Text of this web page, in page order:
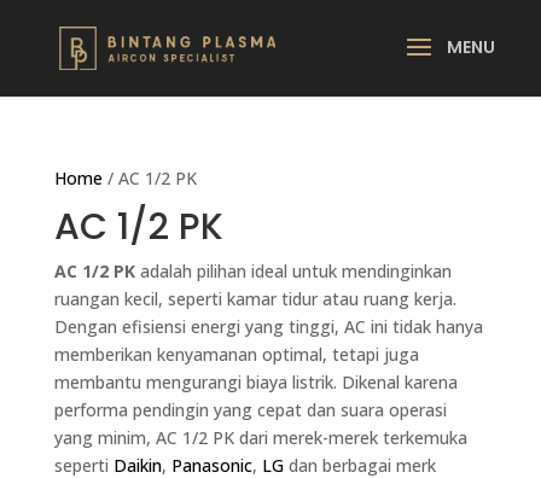
Home/ AC 1/2 PK
AC 1/2 PK
AC 1/2 PKadalah pilihan ideal untuk mendinginkan
ruangan kecil, seperti kamar tidur atau ruang kerja.
Dengan efisiensi energi yang tinggi, AC ini tidak hanya
memberikan kenyamanan optimal, tetapi juga
membantu mengurangi biaya listrik. Dikenal karena
performa pendingin yang cepat dan suara operasi
yang minim, AC 1/2 PK dari merek-merek terkemuka
seperti Daikin, Panasonic, LGdan berbagai merk